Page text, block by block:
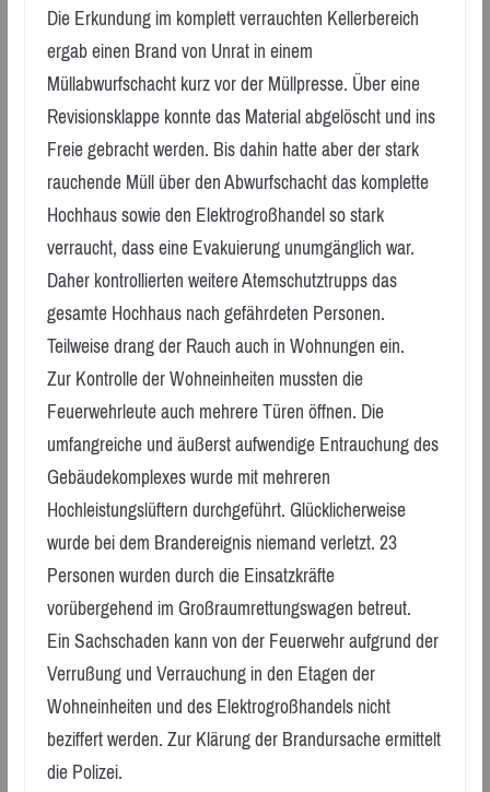
Die Erkundung im komplett verrauchten Kellerbereich
ergab einen Brand von Unrat in einem
Müllabwurfschacht kurz vor der Müllpresse. Über eine
Revisionsklappe konnte das Material abgelöscht und ins
Freie gebracht werden. Bis dahin hatte aber der stark
rauchende Müll über den Abwurfschacht das komplette
Hochhaus sowie den Elektrogroßhandel so stark
verraucht, dass eine Evakuierung unumgänglich war.
Daher kontrollierten weitere Atemschutztrupps das
gesamte Hochhaus nach gefährdeten Personen.
Teilweise drang der Rauch auch in Wohnungen ein.
Zur Kontrolle der Wohneinheiten mussten die
Feuerwehrleute auch mehrere Türen öffnen. Die
umfangreiche und äußerst aufwendige Entrauchung des
Gebäudekomplexes wurde mit mehreren
Hochleistungslüftern durchgeführt. Glücklicherweise
wurde bei dem Brandereignis niemand verletzt. 23
Personen wurden durch die Einsatzkräfte
vorübergehend im Großraumrettungswagen betreut.
Ein Sachschaden kann von der Feuerwehr aufgrund der
Verrußung und Verrauchung in den Etagen der
Wohneinheiten und des Elektrogroßhandels nicht
beziffert werden. Zur Klärung der Brandursache ermittelt
die Polizei.